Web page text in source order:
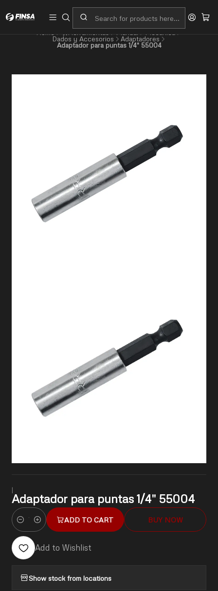
Dados y Accesorios Adaptadores
Adaptador para puntas 1/4" 55004
|
Adaptador para puntas 1/4" 55004
Quantity
ADD TO CART BUY NOW
Add to Wishlist
Show stock from locations